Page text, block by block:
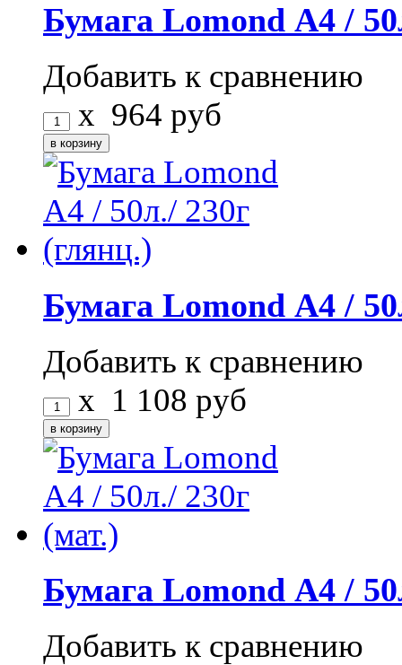
Бумага Lomond А4 /
Добавить к сравнению
x 964 руб
Бумага Lomond А4 /
Добавить к сравнению
x 1 108 руб
Бумага Lomond А4 /
Добавить к сравнению